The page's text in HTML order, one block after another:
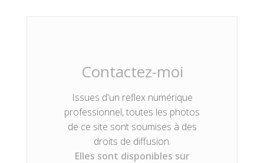
Contactez-moi
Issues d'un reflex numérique
professionnel, toutes les photos
de ce site sont soumises à des
droits de diffusion.
Elles sont disponibles sur